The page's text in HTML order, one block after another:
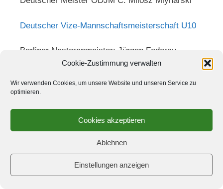
Cookie-Zustimmung verwalten
Wir verwenden Cookies, um unsere Website und unseren Service zu
optimieren.
Cookies akzeptieren
Ablehnen
Einstellungen anzeigen
Deutscher Vize-Mannschaftsmeisterschaft U10
Berliner Nestorenmeister: Jürgen Federau
Pokalsieger: Constantin Vogel
Clubmeister Schach 960: Klaus Lehmann